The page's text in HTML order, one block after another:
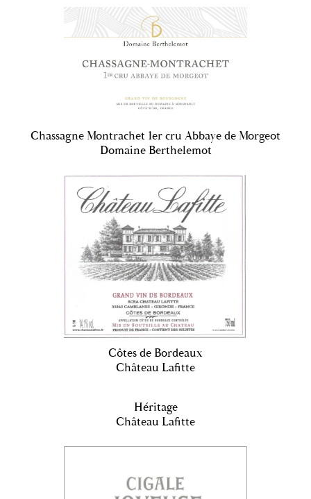
Chassagne Montrachet 1er cru Abbaye de Morgeot
Domaine Berthelemot
Côtes de Bordeaux
Château Lafitte
Héritage
Château Lafitte